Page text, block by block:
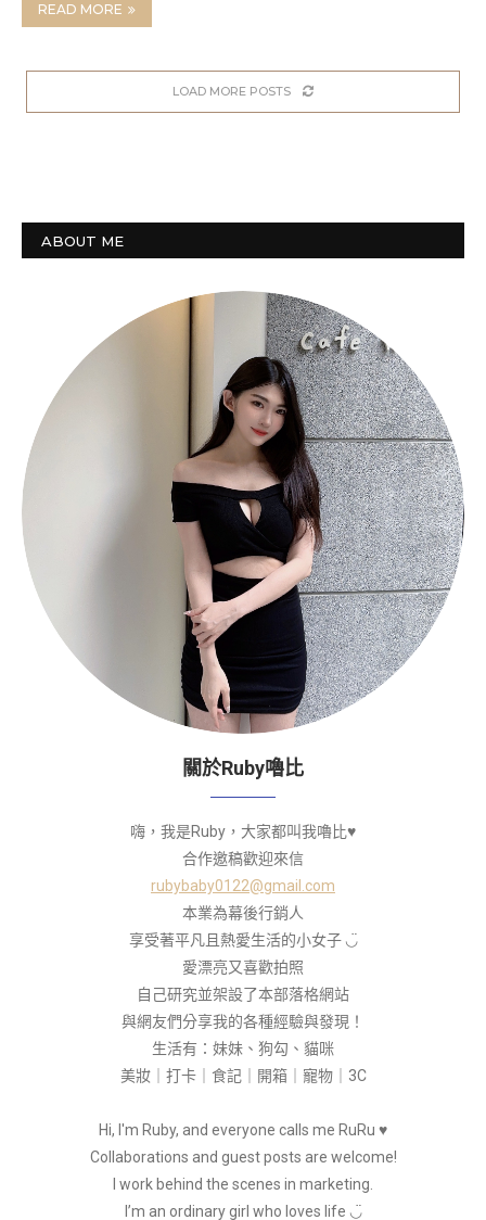
READ MORE
LOAD MORE POSTS
ABOUT ME
關於Ruby嚕比
嗨，我是Ruby，大家都叫我嚕比♥
合作邀稿歡迎來信
rubybaby0122@gmail.com
本業為幕後行銷人
享受著平凡且熱愛生活的小女子 ◡̈
愛漂亮又喜歡拍照
自己研究並架設了本部落格網站
與網友們分享我的各種經驗與發現！
生活有：妹妹、狗勾、貓咪
美妝｜打卡｜食記｜開箱｜寵物｜3C
Hi, I'm Ruby, and everyone calls me RuRu ♥
Collaborations and guest posts are welcome!
I work behind the scenes in marketing.
I’m an ordinary girl who loves life ◡̈